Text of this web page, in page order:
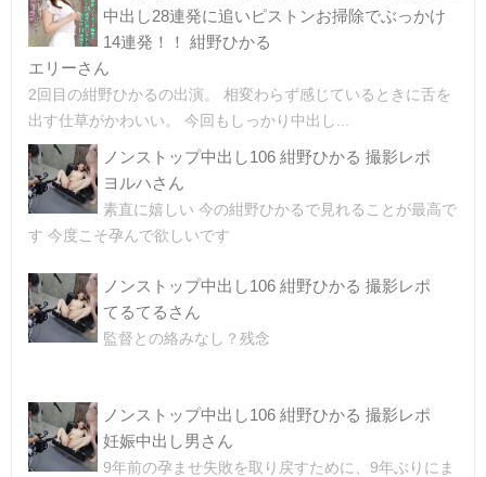
中出し28連発に追いピストンお掃除でぶっかけ
14連発！！ 紺野ひかる
エリーさん
2回目の紺野ひかるの出演。 相変わらず感じているときに舌を
出す仕草がかわいい。 今回もしっかり中出し...
ノンストップ中出し106 紺野ひかる 撮影レポ
ヨルハさん
素直に嬉しい 今の紺野ひかるで見れることが最高で
す 今度こそ孕んで欲しいです
ノンストップ中出し106 紺野ひかる 撮影レポ
てるてるさん
監督との絡みなし？残念
ノンストップ中出し106 紺野ひかる 撮影レポ
妊娠中出し男さん
9年前の孕ませ失敗を取り戻すために、9年ぶりにま